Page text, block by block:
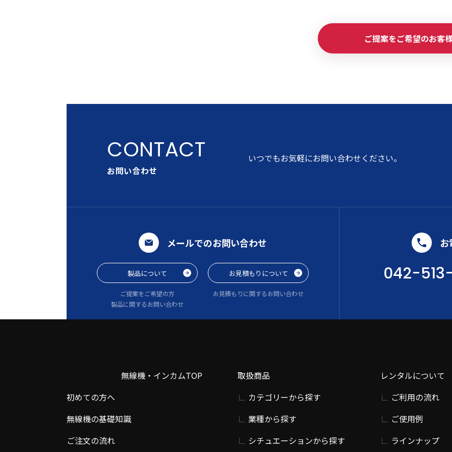
ご提案をご希望のお客
お問い合わせ
いつでもお気軽にお問い合わせください。
メールでのお問い合わせ
製品について
ご提案をご希望の方
製品に関するお問い合わせ
お見積もりについて
お見積もりに関するお問い合わせ
お
042-
無線機・インカムTOP
初めての方へ
無線機の基礎知識
ご注文の流れ
取扱商品
カテゴリーから探す
業種から探す
シチュエーションから探す
レンタルについて
ご利用の流れ
ご使用例
ラインナップ